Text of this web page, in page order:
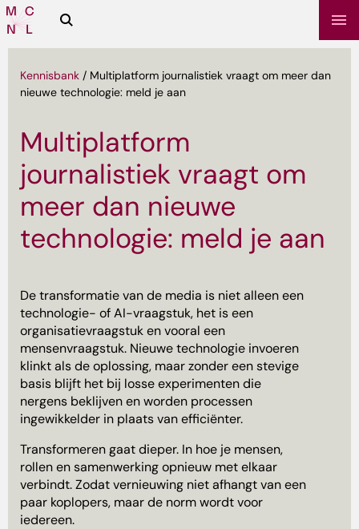
Media
Campus
Zoeken
Kennisbank / Multiplatform journalistiek vraagt om meer dan
nieuwe technologie: meld je aan
Multiplatform
journalistiek vraagt om
meer dan nieuwe
technologie: meld je aan
De transformatie van de media is niet alleen een
technologie- of AI-vraagstuk, het is een
organisatievraagstuk en vooral een
mensenvraagstuk. Nieuwe technologie invoeren
klinkt als de oplossing, maar zonder een stevige
basis blijft het bij losse experimenten die
nergens beklijven en worden processen
ingewikkelder in plaats van efficiënter.
Transformeren gaat dieper. In hoe je mensen,
rollen en samenwerking opnieuw met elkaar
verbindt. Zodat vernieuwing niet afhangt van een
paar koplopers, maar de norm wordt voor
iedereen.